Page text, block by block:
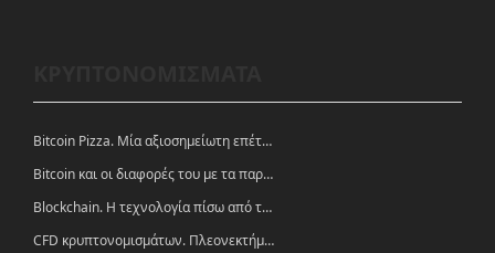
Bitcoin Pizza. Μία αξιοσημείωτη επέτειος.
Bitcoin και οι διαφορές του με τα παραδοσιακά νομίσματα
Blockchain. Η τεχνολογία πίσω από τα κρυπτονομίσματα
CFD κρυπτονομισμάτων. Πλεονεκτήματα και ευκαιρίες